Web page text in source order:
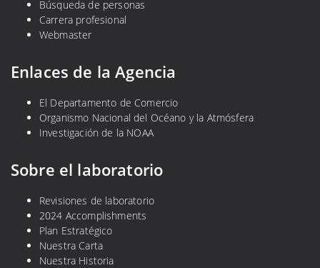
Búsqueda de personas
Carrera profesional
Webmaster
Enlaces de la Agencia
El Departamento de Comercio
Organismo Nacional del Océano y la Atmósfera
Investigación de la NOAA
Sobre el laboratorio
Revisiones de laboratorio
2024 Accomplishments
Plan Estratégico
Nuestra Carta
Nuestra Historia